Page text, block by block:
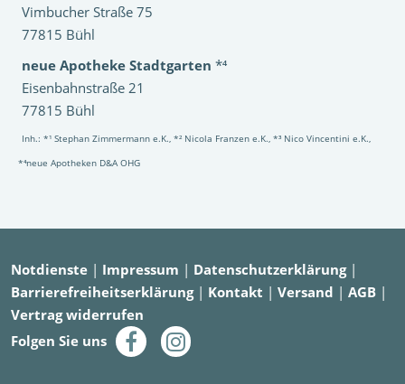
Vimbucher Straße 75
77815 Bühl
neue Apotheke Stadtgarten *⁴
Eisenbahnstraße 21
77815 Bühl
Inh.: *¹ Stephan Zimmermann e.K., *² Nicola Franzen e.K., *³ Nico Vincentini e.K.,
*⁴neue Apotheken D&A OHG
Notdienste | Impressum | Datenschutzerklärung|
Barrierefreiheitserklärung| Kontakt | Versand | AGB |
Vertrag widerrufen
Folgen Sie uns